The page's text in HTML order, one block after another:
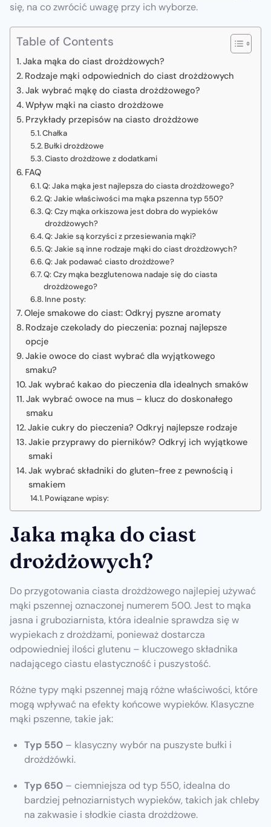
się, na co zwrócić uwagę przy ich wyborze.
Table of Contents
Jaka mąka do ciast drożdżowych?
Rodzaje mąki odpowiednich do ciast drożdżowych
Jak wybrać mąkę do ciasta drożdżowego?
Wpływ mąki na ciasto drożdżowe
Przykłady przepisów na ciasto drożdżowe
Chałka
Bułki drożdżowe
Ciasto drożdżowe z dodatkami
FAQ
Q: Jaka mąka jest najlepsza do ciasta drożdżowego?
Q: Jakie właściwości ma mąka pszenna typ 550?
Q: Czy mąka orkiszowa jest dobra do wypieków
drożdżowych?
Q: Jakie są korzyści z przesiewania mąki?
Q: Jakie są inne rodzaje mąki do ciast drożdżowych?
Q: Jak podawać ciasto drożdżowe?
Q: Czy mąka bezglutenowa nadaje się do ciasta
drożdżowego?
Inne posty:
Oleje smakowe do ciast: Odkryj pyszne aromaty
Rodzaje czekolady do pieczenia: poznaj najlepsze
opcje
Jakie owoce do ciast wybrać dla wyjątkowego
smaku?
Jak wybrać kakao do pieczenia dla idealnych smaków
Jak wybrać owoce na mus – klucz do doskonałego
smaku
Jakie cukry do pieczenia? Odkryj najlepsze rodzaje
Jakie przyprawy do pierników? Odkryj ich wyjątkowe
smaki
Jak wybrać składniki do gluten-free z pewnością i
smakiem
Powiązane wpisy:
Jaka mąka do ciast
drożdżowych?
Do przygotowania ciasta drożdżowego najlepiej używać
mąki pszennej oznaczonej numerem 500. Jest to mąka
jasna i gruboziarnista, która idealnie sprawdza się w
wypiekach z drożdżami, ponieważ dostarcza
odpowiedniej ilości glutenu – kluczowego składnika
nadającego ciastu elastyczność i puszystość.
Różne typy mąki pszennej mają różne właściwości, które
mogą wpływać na efekty końcowe wypieków. Klasyczne
mąki pszenne, takie jak:
Typ 550 – klasyczny wybór na puszyste bułki i
drożdżówki.
Typ 650 – ciemniejsza od typ 550, idealna do
bardziej pełnoziarnistych wypieków, takich jak chleby
na zakwasie i słodkie ciasta drożdżowe.